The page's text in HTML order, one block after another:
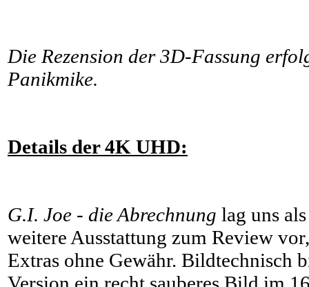
Die Rezension der 3D-Fassung
Panikmike.
Details der 4K UHD:
G.I. Joe - die Abrechnung lag uns
weitere Ausstattung zum Review
Extras ohne Gewähr. Bildtechnisch